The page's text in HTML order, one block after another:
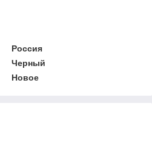
Россия
Черный
Новое